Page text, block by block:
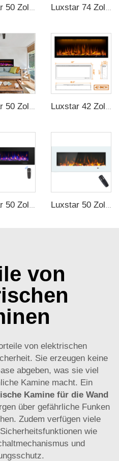
Luxstar 50 Zoll Weiß Breitbild Elektrische Heizkörper mit LED-Technologie Luxstar 74 Zoll hochwertige 3D Raucheffekt-Kamineinheit für Innenräume
Luxstar 50 Zoll Hohe Qualität Elektrischer Kaminofen Heizung Wandmontage Heizungen Nicht für Einbau Holzscheite Kristall Dekorativer Kamin Luxstar 50 Zoll Weiß Elektrisches Feuerplatzheizgerät Wandmontierter Feuerplatz Nicht für Einbauten Berührungsschirm Fernbedienung Heimheizer
von
von elektrischen
Sie erzeugen keine
abgeben, was sie viel
Kamine macht. Ein
Kamine für die Wand
über gefährliche Funken
Zudem verfügen viele
wie
und